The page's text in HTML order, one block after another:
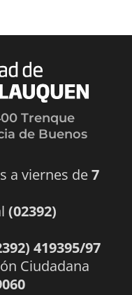
Trenque
de Buenos
a viernes de7
(02392)
419395/97
Ciudadana